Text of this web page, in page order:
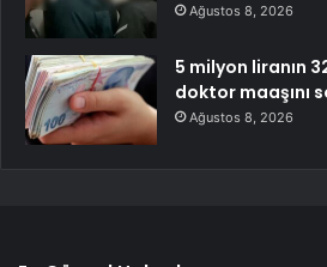
Ağustos 8, 2026
5 milyon liranın
doktor maaşını
Ağustos 8, 2026